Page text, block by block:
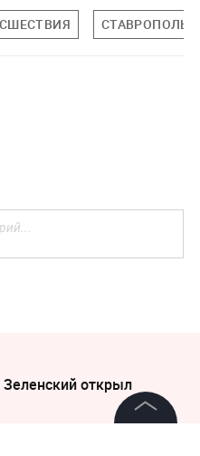
открыл